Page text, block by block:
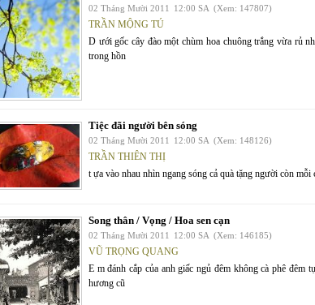
02 Tháng Mười 2011 12:00 SA (Xem: 147807)
TRẦN MỘNG TÚ
D ưới gốc cây đào một chùm hoa chuông trắng vừa rủ
trong hồn
Tiệc đãi người bên sóng
02 Tháng Mười 2011 12:00 SA (Xem: 148126)
TRẦN THIÊN THỊ
t ựa vào nhau nhìn ngang sóng cả quà tặng người còn mỗi
Song thân / Vọng / Hoa sen cạn
02 Tháng Mười 2011 12:00 SA (Xem: 146185)
VŨ TRỌNG QUANG
E m đánh cắp của anh giấc ngủ đêm không cà phê
hương cũ